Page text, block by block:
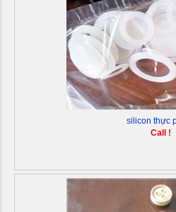
silicon thực
Call !